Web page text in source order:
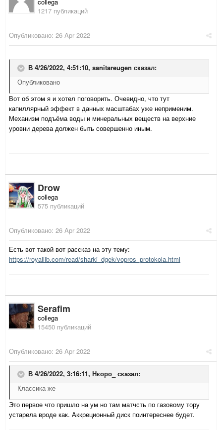
collega
1217 публикаций
Опубликовано: 26 Apr 2022
В 4/26/2022, 4:51:10, sanitareugen сказал:
Опубликовано
Вот об этом я и хотел поговорить. Очевидно, что тут
капиллярный эффект в данных масштабах уже неприменим.
Механизм подъёма воды и минеральных веществ на верхние
уровни дерева должен быть совершенно иным.
Drow
collega
575 публикаций
Опубликовано: 26 Apr 2022
Есть вот такой вот рассказ на эту тему:
https://royallib.com/read/sharki_dgek/vopros_protokola.html
Serafim
collega
15450 публикаций
Опубликовано: 26 Apr 2022
В 4/26/2022, 3:16:11, Нкоро_ сказал:
Классика же
Это первое что пришло на ум но там матчсть по газовому тору
устарела вроде как. Аккреционный диск поинтереснее будет.